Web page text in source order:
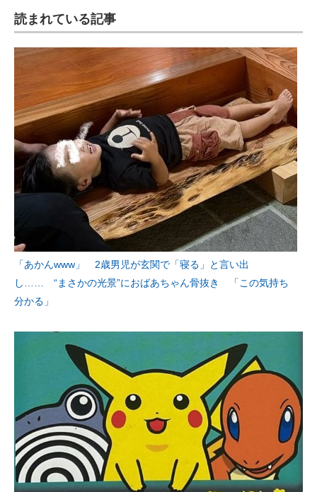
電子設計の基本と応用
建設×テクノロジーの最前線
ちょっと気になるネットの話題
読まれている記事
「あかんwww」 2歳男児が玄関で「寝る」と言い出
し…… “まさかの光景”におばあちゃん骨抜き 「この気持ち
分かる」